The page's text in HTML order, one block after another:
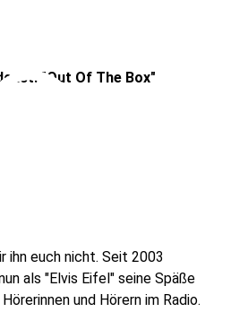
"Out Of The Box"
ihn euch nicht. Seit 2003
als "Elvis Eifel" seine Späße
und Hörern im Radio.